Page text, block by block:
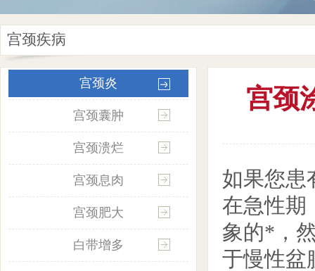
宫颈疾病
宫颈炎
宫颈囊肿
宫颈溃烂
宫颈息肉
宫颈肥大
白带增多
宫颈
如果您患
在急性期
象的*，
于慢性盆